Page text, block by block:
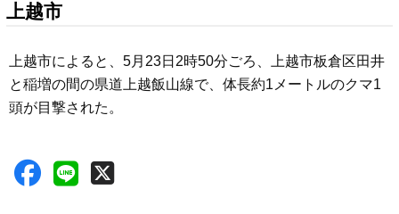
上越市
上越市によると、5月23日2時50分ごろ、上越市板倉区田井
と稲増の間の県道上越飯山線で、体長約1メートルのクマ1
頭が目撃された。